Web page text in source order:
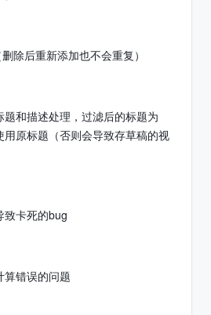
除后重新添加也不会重复）
和描述处理，过滤后的标题为
用原标题（否则会导致存草稿的视
致卡死的bug
算错误的问题